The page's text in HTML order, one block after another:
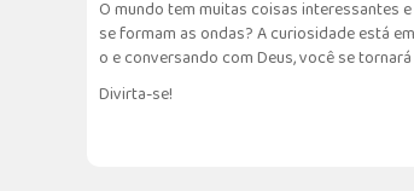
O mundo tem muitas coisas interessantes
se formam as ondas? A curiosidade está
o e conversando com Deus, você se
Divirta-se!